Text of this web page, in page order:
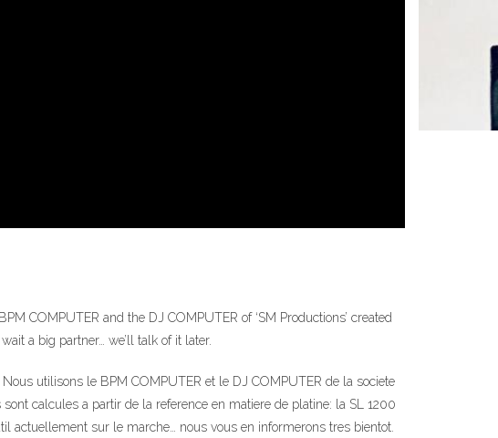
COMPUTER and the DJ COMPUTER of ‘SM Productions’ created
a big partner… we’ll talk of it later.
utilisons le BPM COMPUTER et le DJ COMPUTER de la societe
calcules a partir de la reference en matiere de platine: la SL 1200
actuellement sur le marche… nous vous en informerons tres bientot.